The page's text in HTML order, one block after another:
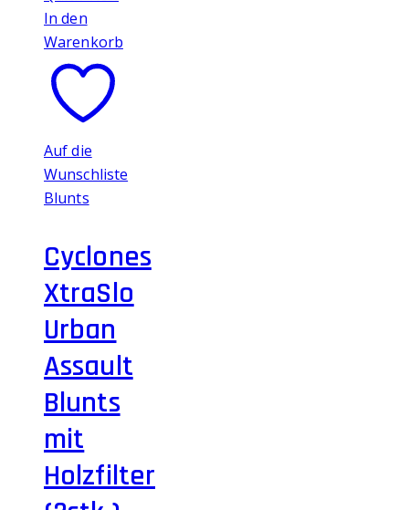
In den
Warenkorb
Auf die
Wunschliste
Blunts
Cyclones
XtraSlo
Urban
Assault
Blunts
mit
Holzfilter